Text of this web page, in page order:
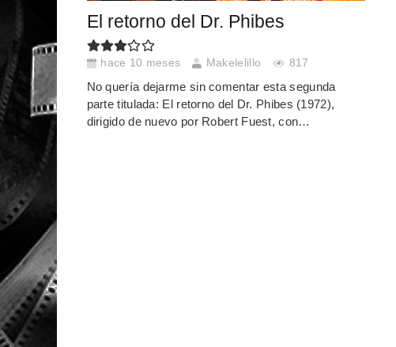
El retorno del Dr. Phibes
hace 10 meses Makelelillo 817
No quería dejarme sin comentar esta segunda
parte titulada: El retorno del Dr. Phibes (1972),
dirigido de nuevo por Robert Fuest, con…